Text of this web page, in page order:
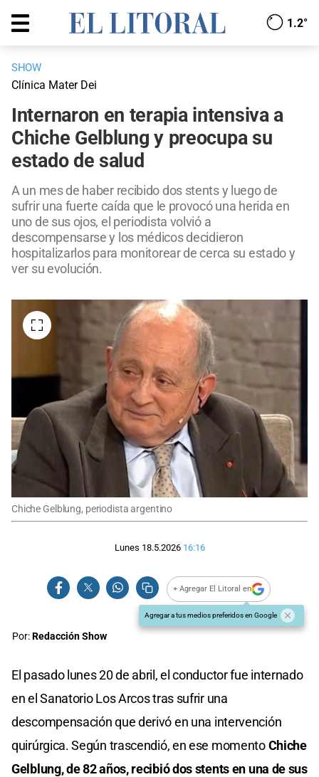
1.2°
SHOW
Clínica Mater Dei
Internaron en terapia intensiva a
Chiche Gelblung y preocupa su
estado de salud
A un mes de haber recibido dos stents y luego de
sufrir una fuerte caída que le provocó una herida en
uno de sus ojos, el periodista volvió a
descompensarse y los médicos decidieron
hospitalizarlos para monitorear de cerca su estado y
ver su evolución.
Chiche Gelblung, periodista argentino
Lunes 18.5.2026 16:16
+ Agregar El Litoral en
Agregar a tus medios preferidos en Google
Por:Redacción Show
El pasado lunes 20 de abril, el conductor fue internado
en el Sanatorio Los Arcos tras sufrir una
descompensación que derivó en una intervención
quirúrgica. Según trascendió, en ese momentoChiche
Gelblung, de 82 años, recibió dos stents en una de sus